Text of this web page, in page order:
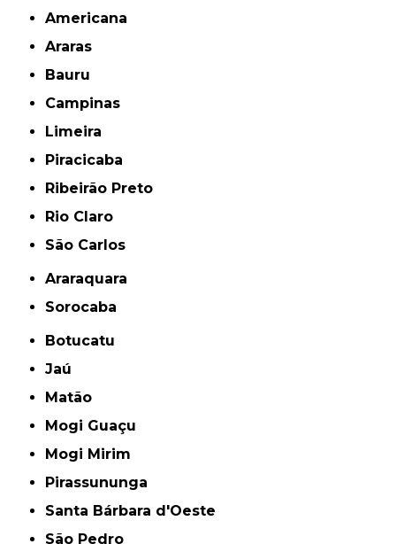
Americana
Araras
Bauru
Campinas
Limeira
Piracicaba
Ribeirão Preto
Rio Claro
São Carlos
Araraquara
Sorocaba
Botucatu
Jaú
Matão
Mogi Guaçu
Mogi Mirim
Pirassununga
Santa Bárbara d'Oeste
São Pedro